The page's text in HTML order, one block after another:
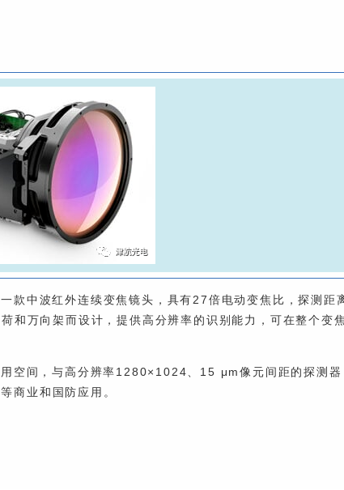
波红外连续变焦镜头，具有27倍电动变焦比，探测距
和万向架而设计，提供高分辨率的识别能力，可在整个变
间，与高分辨率1280×1024、15 μm像元间距的探测器
商业和国防应用。